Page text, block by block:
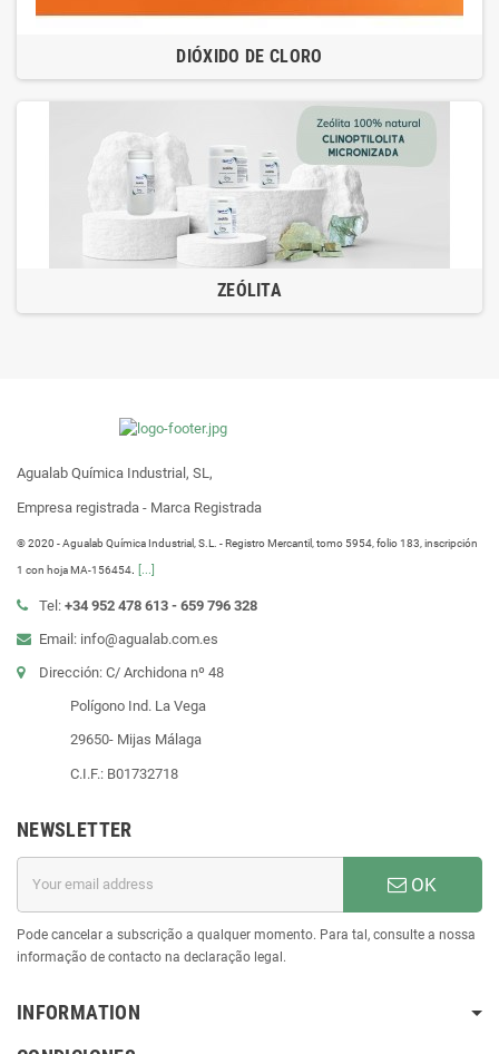
DIÓXIDO DE CLORO
ZEÓLITA
Agualab Química Industrial, SL,
Empresa registrada - Marca Registrada
® 2020 - Agualab Química Industrial, S.L. - Registro Mercantil, tomo 5954, folio 183, inscripción
1 con hoja MA-156454. [...]
Tel: +34 952 478 613 - 659 796 328
Email: info@agualab.com.es
Dirección: C/ Archidona nº 48
Polígono Ind. La Vega
29650- Mijas Málaga
C.I.F.: B01732718
NEWSLETTER
OK
Pode cancelar a subscrição a qualquer momento. Para tal, consulte a nossa
informação de contacto na declaração legal.
INFORMATION